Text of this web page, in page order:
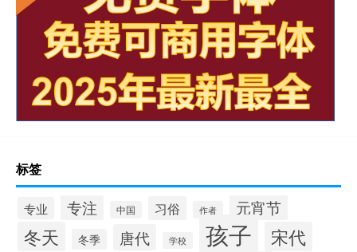
标签
专业 专注 中国 习俗 作者 元宵节
冬天 冬季 唐代 学校 孩子 宋代